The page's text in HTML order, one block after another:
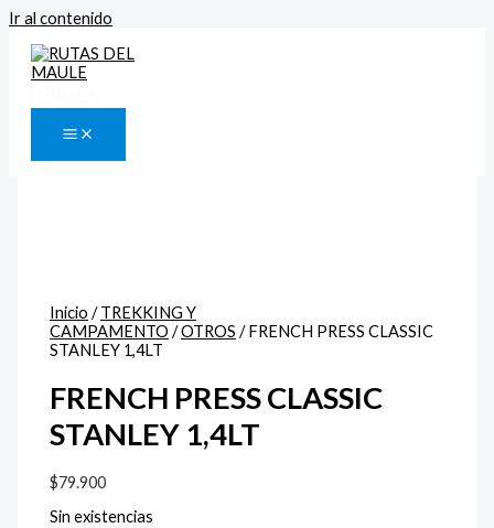
Ir al contenido
Inicio /TREKKING Y
CAMPAMENTO /OTROS / FRENCH PRESS CLASSIC
STANLEY 1,4LT
FRENCH PRESS CLASSIC
STANLEY 1,4LT
$79.900
Sin existencias